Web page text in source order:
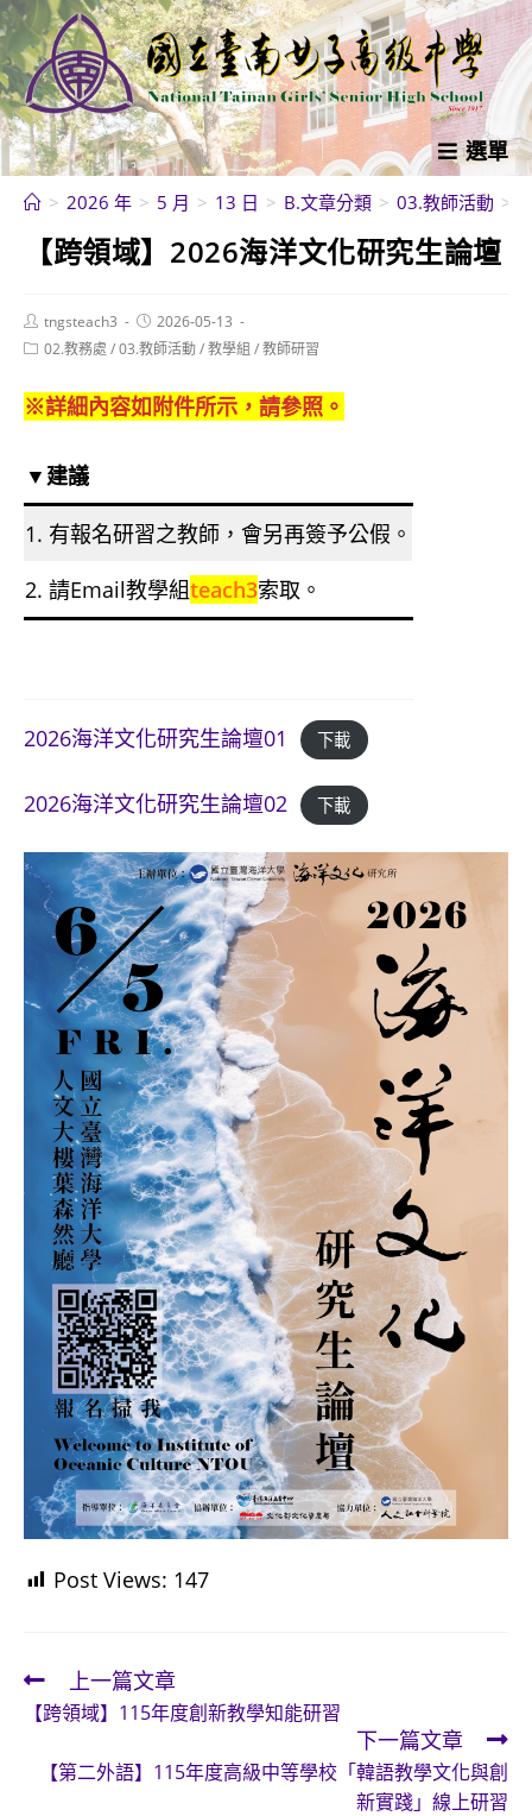
跳
轉
至
主
要
內
選單
> 2026 年 > 5 月 > 13 日 > B.文章分類 > 03.教師活動 >
【跨領域】2026海洋文化研究生論壇
Post
author:
tngsteach3
Post
published:
2026-05-13
Post02.教務處 /03.教師活動/教學組 /教師研習
※詳細內容如附件所示，請參照。
▼建議
1. 有報名研習之教師，會另再簽予公假。
2. 請Email教學組teach3索取。
2026海洋文化研究生論壇01 下載
2026海洋文化研究生論壇02 下載
Post Views: 147
Read
more
articles
上一篇文章
【跨領域】115年度創新教學知能研習
下一篇文章
【第二外語】115年度高級中等學校「韓語教學文化與創
新實踐」線上研習